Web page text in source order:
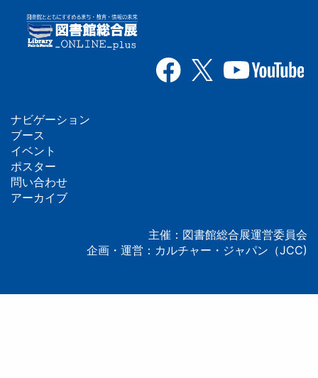
フ
ッ
タ
ナビゲーション
ブース
イベント
ポスター
問い合わせ
アーカイブ
主催：図書館総合展運営委員会
企画・運営：カルチャー・ジャパン（JCC)